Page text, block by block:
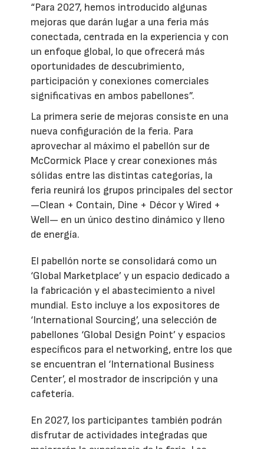
“Para 2027, hemos introducido algunas
mejoras que darán lugar a una feria más
conectada, centrada en la experiencia y con
un enfoque global, lo que ofrecerá más
oportunidades de descubrimiento,
participación y conexiones comerciales
significativas en ambos pabellones”.
La primera serie de mejoras consiste en una
nueva configuración de la feria. Para
aprovechar al máximo el pabellón sur de
McCormick Place y crear conexiones más
sólidas entre las distintas categorías, la
feria reunirá los grupos principales del sector
—Clean + Contain, Dine + Décor y Wired +
Well— en un único destino dinámico y lleno
de energía.
El pabellón norte se consolidará como un
‘Global Marketplace’ y un espacio dedicado a
la fabricación y el abastecimiento a nivel
mundial. Esto incluye a los expositores de
‘International Sourcing’, una selección de
pabellones ‘Global Design Point’ y espacios
específicos para el networking, entre los que
se encuentran el ‘International Business
Center’, el mostrador de inscripción y una
cafetería.
En 2027, los participantes también podrán
disfrutar de actividades integradas que